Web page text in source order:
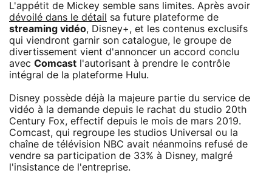
L'appétit de Mickey semble sans limites. Après avoir
dévoilé dans le détail
sa future plateforme de
streaming vidéo, Disney+, et les contenus exclusifs
qui viendront garnir son catalogue, le groupe de
divertissement vient d'annoncer un accord conclu
avec Comcast l'autorisant à prendre le contrôle
intégral de la plateforme Hulu.
Disney possède déjà la majeure partie du service de
vidéo à la demande depuis le rachat du studio 20th
Century Fox, effectif depuis le mois de mars 2019.
Comcast, qui regroupe les studios Universal ou la
chaîne de télévision NBC avait néanmoins refusé de
vendre sa participation de 33% à Disney, malgré
l'insistance de l'entreprise.